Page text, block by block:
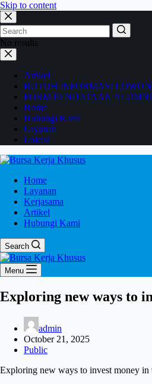
Skip to content
No results
Artikel
BUTUH INFORMASI
FORM PENDATAAN ALUMNI
Home
Hubungi Kami
Layanan
Lokasi
Home
Layanan
Kerjasama
Artikel
Hubungi Kami
Search
Menu
Exploring new ways to
admin
October 21, 2025
Public
Exploring new ways to invest money in